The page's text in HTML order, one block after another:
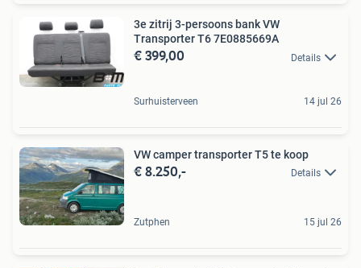
3e zitrij 3-persoons bank VW
Transporter T6 7E0885669A
€ 399,00 Details
Surhuisterveen 14 jul 26
VW camper transporter T5 te koop
€ 8.250,- Details
Zutphen 15 jul 26